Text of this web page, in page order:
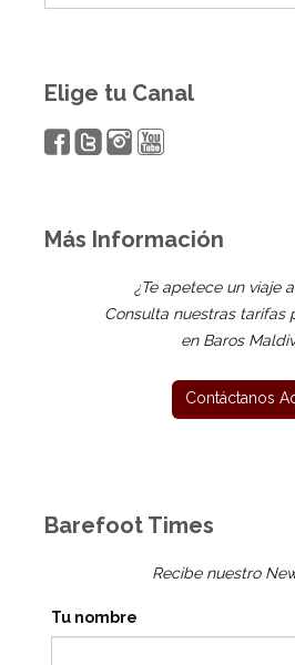
Elige tu Canal
Más Información
¿Te apetece un viaje
Consulta nuestras tarifas
en Baros
Barefoot Times
Recibe nuestro
Tu nombre